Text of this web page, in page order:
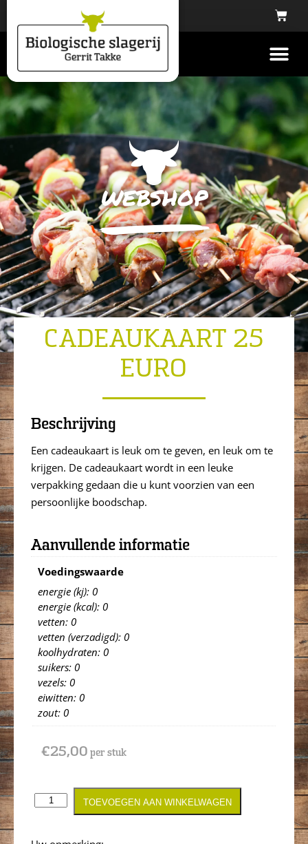
webshop
CADEAUKAART 25
EURO
Beschrijving
Een cadeaukaart is leuk om te geven, en leuk om te
krijgen. De cadeaukaart wordt in een leuke
verpakking gedaan die u kunt voorzien van een
persoonlijke boodschap.
Aanvullende informatie
Voedingswaarde
energie (kj): 0
energie (kcal): 0
vetten: 0
vetten (verzadigd): 0
koolhydraten: 0
suikers: 0
vezels: 0
eiwitten: 0
zout: 0
€25,00 per stuk
TOEVOEGEN AAN WINKELWAGEN